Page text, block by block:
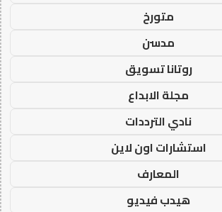
متورخ
مدسن
روتانا تسويق
مجلة الابداع
نادي الترددات
استشارات اون لاين
المعارف
هيدب فيديو